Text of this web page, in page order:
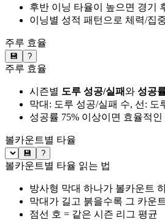
후반 이닝 타율이 높으면 경기
이닝별 성적 패턴으로 체력/집
주루 효율
💾 ?
주루 효율
시즌별 도루 성공/실패와 성공
막대: 도루 성공/실패 수, 선: 도
성공률 75% 이상이면 효율적인
볼카운트별 타율
💾 ?
볼카운트별 타율 읽는 법
방사형 막대 하나가 볼카운트
막대가 길고 붉을수록 그 카운
점선 호 = 같은 시즌 리그 평균